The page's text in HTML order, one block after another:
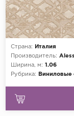
Страна:
Италия
Производитель:
Ширина, м: 1.06
Рубрика:
Виниловые